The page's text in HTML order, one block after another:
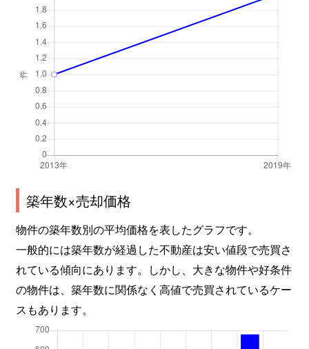
築年数×売却価格
物件の築年数別の平均価格を表したグラフです。
一般的には築年数が経過した不動産は安い値段で売買さ
れている傾向にあります。しかし、大きな物件や好条件
の物件は、築年数に関係なく高値で売買されているケー
スもあります。